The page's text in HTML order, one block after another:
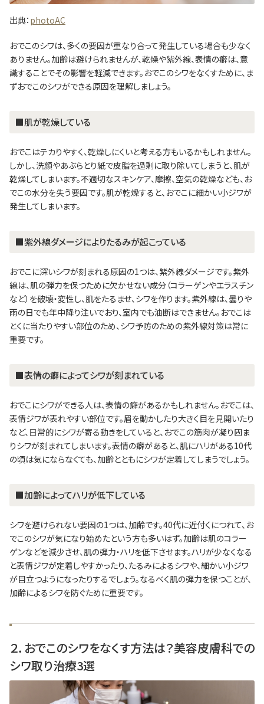
出典： photoAC
おでこのシワは、多くの要因が重なり合って発生している場合も少なく
ありません。加齢は避けられませんが、乾燥や紫外線、表情の癖は、意
識することでその影響を軽減できます。おでこのシワをなくすために、ま
ずおでこのシワができる原因を理解しましょう。
■肌が乾燥している
おでこはテカりやすく、乾燥しにくいと考える方もいるかもしれません。
しかし、洗顔やあぶらとり紙で皮脂を過剰に取り除いてしまうと、肌が
乾燥してしまいます。不適切なスキンケア、摩擦、空気の乾燥なども、お
でこの水分を失う要因です。肌が乾燥すると、おでこに細かい小ジワが
発生してしまいます。
■紫外線ダメージによりたるみが起こっている
おでこに深いシワが刻まれる原因の1つは、紫外線ダメージです。紫外
線は、肌の弾力を保つために欠かせない成分（コラーゲンやエラスチン
など）を破壊・変性し、肌をたるませ、シワを作ります。紫外線は、曇りや
雨の日でも年中降り注いでおり、室内でも油断はできません。おでこは
とくに当たりやすい部位のため、シワ予防のための紫外線対策は常に
重要です。
■表情の癖によってシワが刻まれている
おでこにシワができる人は、表情の癖があるかもしれません。おでこは、
表情ジワが表れやすい部位です。眉を動かしたり大きく目を見開いたり
など、日常的にシワが寄る動きをしていると、おでこの筋肉が凝り固ま
りシワが刻まれてしまいます。表情の癖があると、肌にハリがある10代
の頃は気にならなくても、加齢とともにシワが定着してしまうでしょう。
■加齢によってハリが低下している
シワを避けられない要因の1つは、加齢です。40代に近付くにつれて、お
でこのシワが気になり始めたという方も多いはず。加齢は肌のコラー
ゲンなどを減少させ、肌の弾力・ハリを低下させます。ハリが少なくなる
と表情ジワが定着しやすかったり、たるみによるシワや、細かい小ジワ
が目立つようになったりするでしょう。なるべく肌の弾力を保つことが、
加齢によるシワを防ぐために重要です。
２．おでこのシワをなくす方法は？美容皮膚科での
シワ取り治療3選